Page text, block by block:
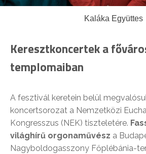
Kaláka Együttes
Keresztkoncertek a
templomaiban
A fesztivál keretein belül
koncertsorozat a Nemzetközi
Kongresszus (NEK) tiszteletére.
világhírű orgonaművész a
Nagyboldogasszony Főplébánia-